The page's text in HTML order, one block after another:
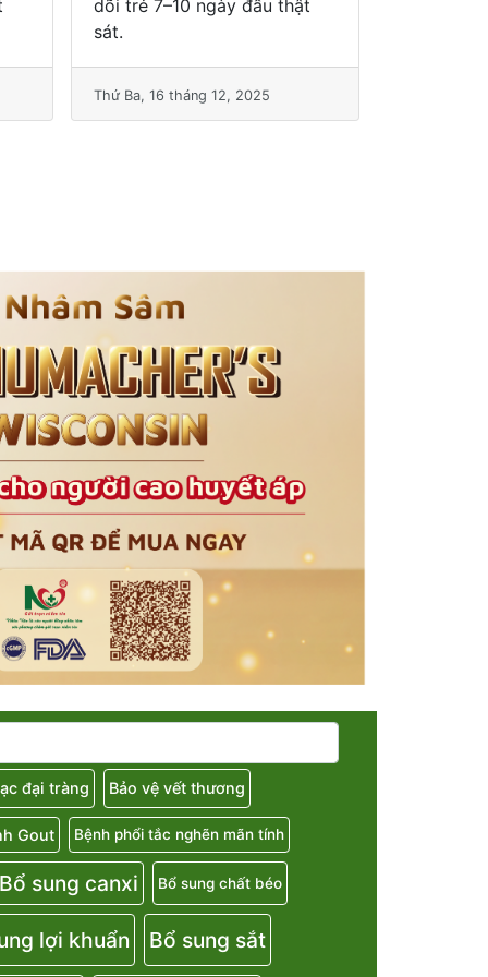
Sự kiện này đánh dấu bước
phát triển mớ
Thứ Hai, 15 tháng 12, 2025
đại tràng Bảo vệ vết thương
Gout Bệnh phổi tắc nghẽn mãn tính
Bổ sung canxi Bổ sung chất béo
lợi khuẩn Bổ sung sắt